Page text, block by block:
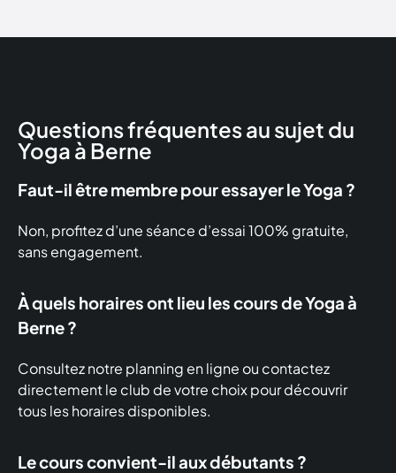
Questions fréquentes au sujet du
Yoga à Berne
Faut-il être membre pour essayer le Yoga ?
Non, profitez d’une séance d’essai 100% gratuite,
sans engagement.
À quels horaires ont lieu les cours de Yoga à
Berne ?
Consultez notre planning en ligne ou contactez
directement le club de votre choix pour découvrir
tous les horaires disponibles.
Le cours convient-il aux débutants ?